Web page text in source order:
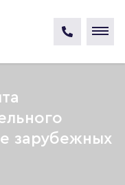
зарубежных